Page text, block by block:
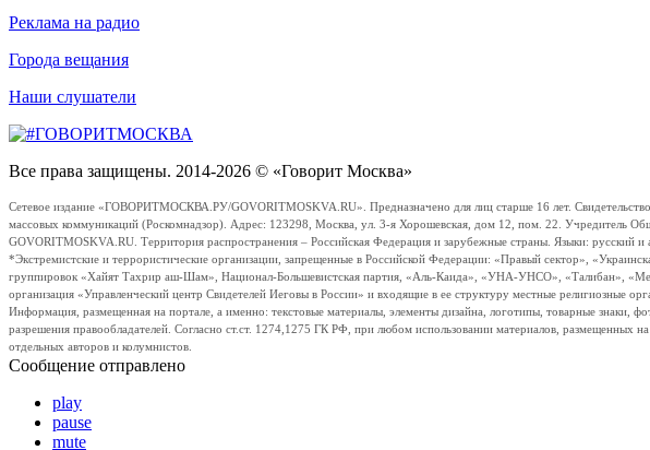
Реклама на радио
Города вещания
Наши слушатели
Все права защищены. 2014-2026 © «Говорит Москва»
Сетевое издание «ГОВОРИТМОСКВА.РУ/GOVORITMOSKVA.RU». Предназначено для лиц старше 16 лет.
массовых коммуникаций (Роскомнадзор). Адрес: 123298, Москва, ул. 3-я Хорошевская, дом 12, пом. 22. Учредитель
GOVORITMOSKVA.RU. Территория распространения – Российская Федерация и зарубежные страны. Языки:
*Экстремистские и террористические организации, запрещенные в Российской Федерации: «Правый сектор»,
группировок «Хайят Тахрир аш-Шам», Национал-Большевистская партия, «Аль-Каида», «УНА-УНСО», «Талибан»,
организация «Управленческий центр Свидетелей Иеговы в России» и входящие в ее структуру местные религиозные
Информация, размещенная на портале, а именно: текстовые материалы, элементы дизайна, логотипы, товарные
разрешения правообладателей. Согласно ст.ст. 1274,1275 ГК РФ, при любом использовании материалов, размещенных
отдельных авторов и колумнистов.
Сообщение отправлено
play
pause
mute